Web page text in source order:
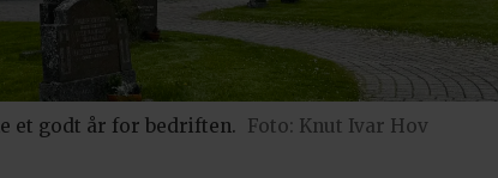
et godt år for bedriften. Foto: Knut Ivar Hov